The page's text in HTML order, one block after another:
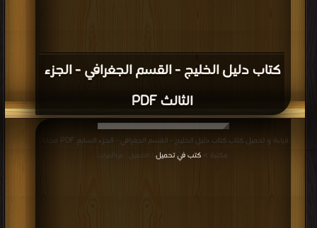
كتاب دليل الخليج - القسم الجغرافي - الجزء
الثالث PDF
قراءة و تحميل كتاب كتاب دليل الخليج - القسم الجغرافي - الجزء السابع PDF مجانا |
مكتبة > كتب في تحميل | التحميل : مرة/مرات